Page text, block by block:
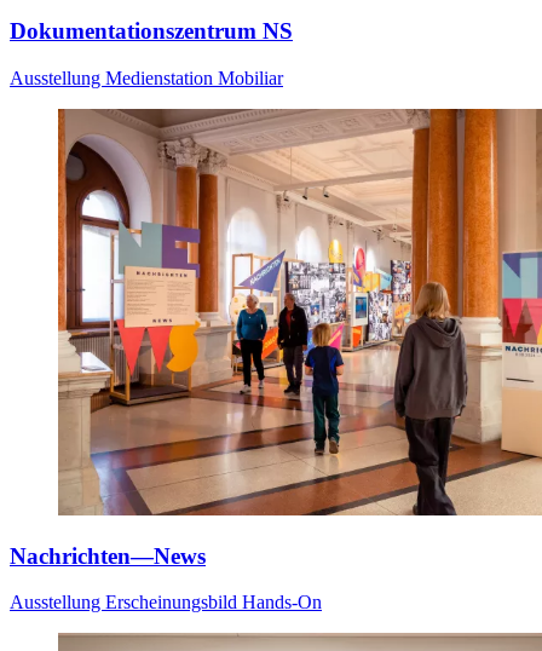
Dokumentationszentrum NS
Ausstellung Medienstation Mobiliar
Nachrichten—News
Ausstellung Erscheinungsbild Hands-On